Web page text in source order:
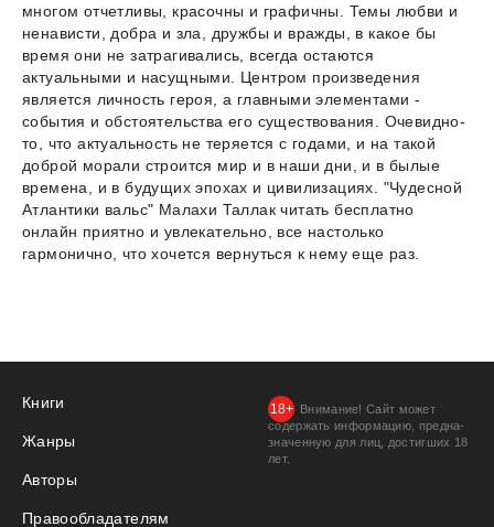
многом отчетливы, красочны и графичны. Темы любви и
ненависти, добра и зла, дружбы и вражды, в какое бы
время они не затрагивались, всегда остаются
актуальными и насущными. Центром произведения
является личность героя, а главными элементами -
события и обстоятельства его существования. Очевидно-
то, что актуальность не теряется с годами, и на такой
доброй морали строится мир и в наши дни, и в былые
времена, и в будущих эпохах и цивилизациях. "Чудесной
Атлантики вальс" Малахи Таллак читать бесплатно
онлайн приятно и увлекательно, все настолько
гармонично, что хочется вернуться к нему еще раз.
Книги
Жанры
Авторы
Правообладателям
Внимание! Сайт может
содержать информацию, предна­
значенную для лиц, дости­гших 18
лет.